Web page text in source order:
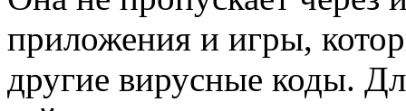
приложения и игры,
другие вирусные коды.